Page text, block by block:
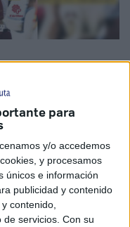
para
y/o accedemos
y procesamos
únicos e información
publicidad y contenido
contenido,
de servicios. Con su
Nombre de Jesús en
Padre y Señor
de Dios de La
más conocida
el IV Ensayo